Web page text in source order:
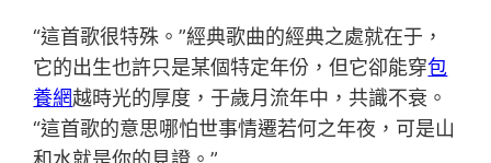
“這首歌很特殊。”經典歌曲的經典之處就在于，
它的出生也許只是某個特定年份，但它卻能穿包
養網越時光的厚度，于歲月流年中，共識不衰。
“這首歌的意思哪怕世事情遷若何之年夜，可是山